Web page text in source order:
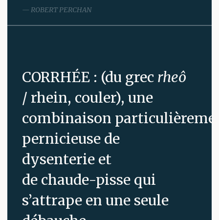
ROBERT PERCHAN
CORRHÉE : (du grec rheô
/ rhein, couler), une
combinaison
pernicieuse de
dysenterie et
de chaude-pisse qui
s’attrape en une seule